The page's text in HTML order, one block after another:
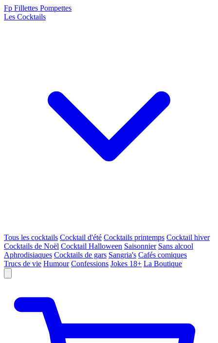
Fp Fillettes Pompettes
Les Cocktails
Tous les cocktails Cocktail d'été Cocktails printemps Cocktail hiver
Cocktails de Noël Cocktail Halloween Saisonnier Sans alcool
Aphrodisiaques Cocktails de gars Sangria's Cafés comiques
Trucs de vie Humour Confessions Jokes 18+ La Boutique